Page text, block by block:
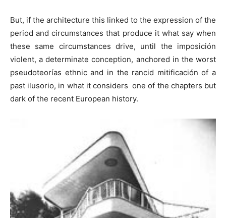
But, if the architecture this linked to the expression of the
period and circumstances that produce it what say when
these same circumstances drive, until the imposición
violent, a determinate conception, anchored in the worst
pseudoteorías ethnic and in the rancid mitificación of a
past ilusorio, in what it considers one of the chapters but
dark of the recent European history.